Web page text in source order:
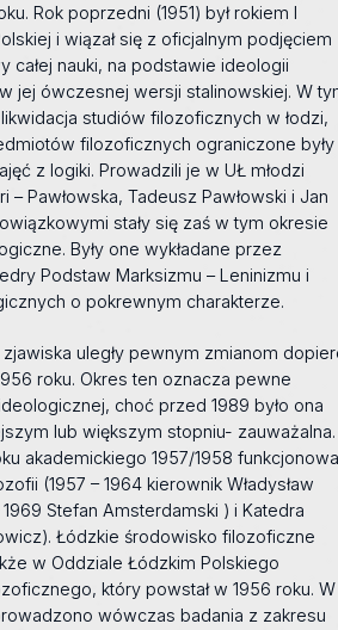
Rok poprzedni (1951) był rokiem I
i wiązał się z oficjalnym podjęciem
całej nauki, na podstawie ideologii
jej ówczesnej wersji stalinowskiej. W
studiów filozoficznych w łodzi,
filozoficznych ograniczone były
z logiki. Prowadzili je w UŁ młodzi
– Pawłowska, Tadeusz Pawłowski i Jan
stały się zaś w tym okresie
Były one wykładane przez
Podstaw Marksizmu – Leninizmu i
o pokrewnym charakterze.
uległy pewnym zmianom
roku. Okres ten oznacza pewne
choć przed 1989 było ona
lub większym stopniu- zauważalna.
akademickiego 1957/1958
(1957 – 1964 kierownik Władysław
Stefan Amsterdamski ) i Katedra
Łódzkie środowisko filozoficzne
w Oddziale Łódzkim Polskiego
który powstał w 1956 roku. W
wówczas badania z zakresu